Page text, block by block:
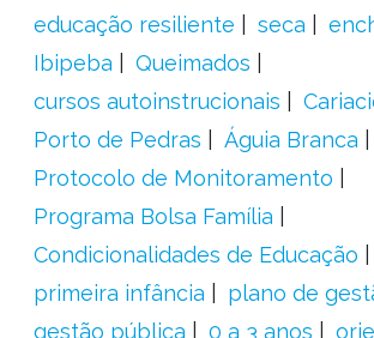
educação resiliente
seca
Ibipeba
Queimados
cursos autoinstrucionais
Porto de Pedras
Águia Branca
Protocolo de Monitoramento
Programa Bolsa Família
Condicionalidades de Educação
primeira infância
plano de
gestão pública
0 a 3 anos